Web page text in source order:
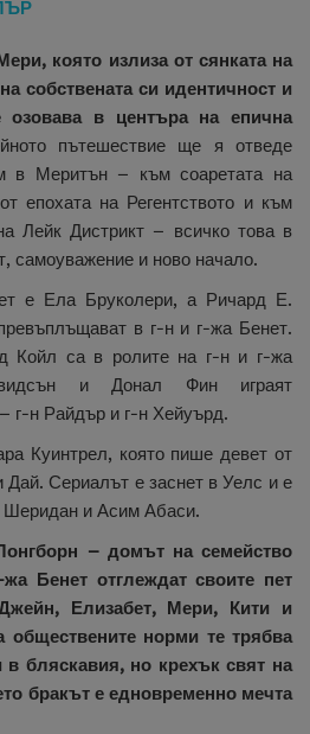
която излиза от сянката на
собствената си идентичност и
в центъра на епична
пътешествие ще я отведе
в Меритън – към соаретата на
епохата на Регентството и към
Лейк Дистрикт – всичко това в
самоуважение и ново начало.
е Ела Бруколери, а Ричард Е.
в г-н и г-жа Бенет.
Койл са в ролите на г-н и г-жа
и Донал Фин играят
г-н Райдър и г-н Хейуърд.
Куинтрел, която пише девет от
Дай. Сериалът е заснет в Уелс и е
и Асим Абаси.
– домът на семейство
Бенет отглеждат своите пет
Елизабет, Мери, Кити и
норми те трябва
в бляскавия, но крехък свят на
бракът е едновременно мечта